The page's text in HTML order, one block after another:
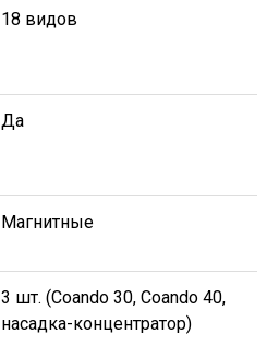
18 видов
Да
Магнитные
3 шт. (Coando 30, Coando 40,
насадка-концентратор)